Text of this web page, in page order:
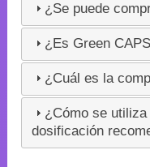
¿Se puede
¿Es Green
¿Cuál es la
¿Cómo se
dosificación